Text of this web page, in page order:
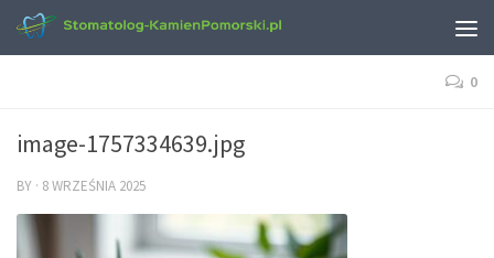
0
image-1757334639.jpg
BY · 8 WRZEŚNIA 2025